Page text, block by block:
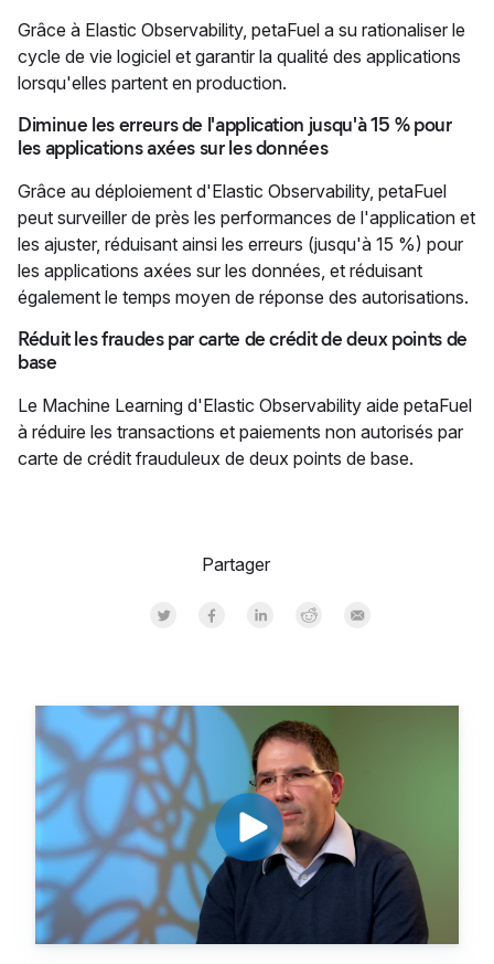
Grâce à Elastic Observability, petaFuel a su rationaliser le
cycle de vie logiciel et garantir la qualité des applications
lorsqu'elles partent en production.
Diminue les erreurs de l'application jusqu'à 15 % pour
les applications axées sur les données
Grâce au déploiement d'Elastic Observability, petaFuel
peut surveiller de près les performances de l'application et
les ajuster, réduisant ainsi les erreurs (jusqu'à 15 %) pour
les applications axées sur les données, et réduisant
également le temps moyen de réponse des autorisations.
Réduit les fraudes par carte de crédit de deux points de
base
Le Machine Learning d'Elastic Observability aide petaFuel
à réduire les transactions et paiements non autorisés par
carte de crédit frauduleux de deux points de base.
Partager
Share on Twitter
Share on Facebook
Share on LinkedInr
Share on Reddit
Share by Email